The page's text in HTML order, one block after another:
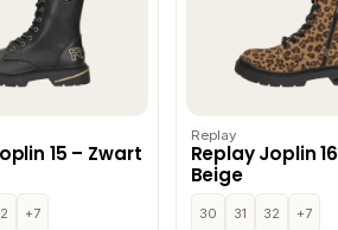
15 – Zwart
+7
Replay
Replay Joplin
Beige
30 31 32
+7